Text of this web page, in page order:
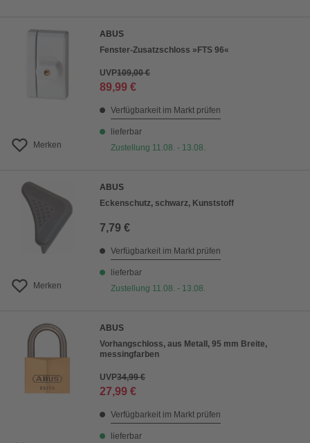
Merken
ABUS
Fenster-Zusatzschloss »FTS 96«
UVP109,00 €
89,99 €
Verfügbarkeit im Markt prüfen
lieferbar
Zustellung 11.08. - 13.08.
Merken
ABUS
Eckenschutz, schwarz, Kunststoff
7,79 €
Verfügbarkeit im Markt prüfen
lieferbar
Zustellung 11.08. - 13.08.
ABUS
Vorhangschloss, aus Metall, 95 mm Breite,
messingfarben
UVP34,99 €
27,99 €
Verfügbarkeit im Markt prüfen
lieferbar